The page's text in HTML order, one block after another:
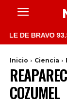
BRAVO 93.5
Inicio Ciencia
COZUMEL